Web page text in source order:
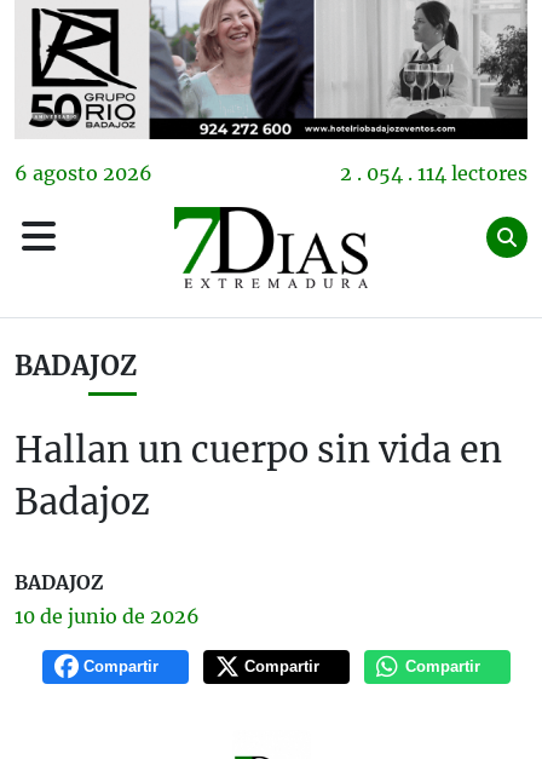
6 agosto 2026 2 . 054 . 114 lectores
BADAJOZ
Hallan un cuerpo sin vida en
Badajoz
BADAJOZ
10 de junio de 2026
Compartir Compartir Compartir